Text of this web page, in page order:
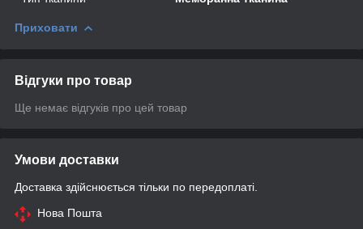
Приховати
Відгуки про товар
Ще немає відгуків про цей товар
Умови доставки
Доставка здійснюється тільки по передоплаті.
Нова Пошта